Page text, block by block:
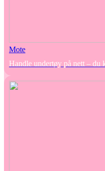
Mote
Handle undertøy på nett – du